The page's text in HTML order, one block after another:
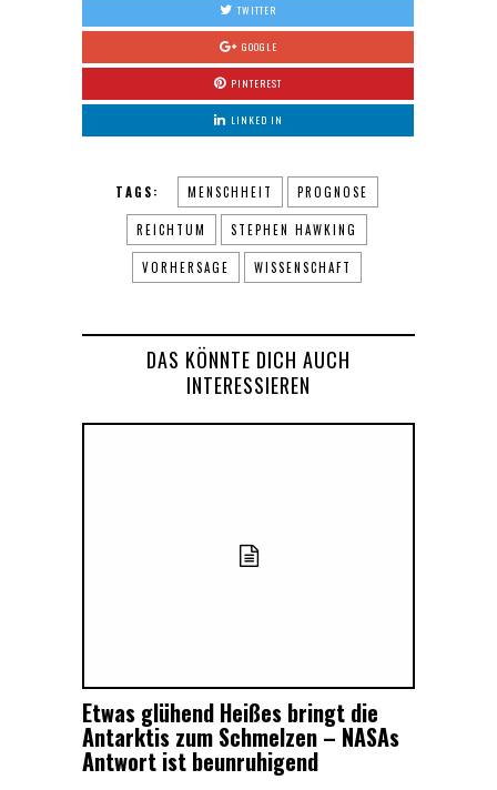
TWITTER
GOOGLE
PINTEREST
LINKED IN
TAGS: MENSCHHEIT PROGNOSE
REICHTUM STEPHEN HAWKING
VORHERSAGE WISSENSCHAFT
DAS KÖNNTE DICH AUCH
INTERESSIEREN
Etwas glühend Heißes bringt die
Antarktis zum Schmelzen – NASAs
Antwort ist beunruhigend